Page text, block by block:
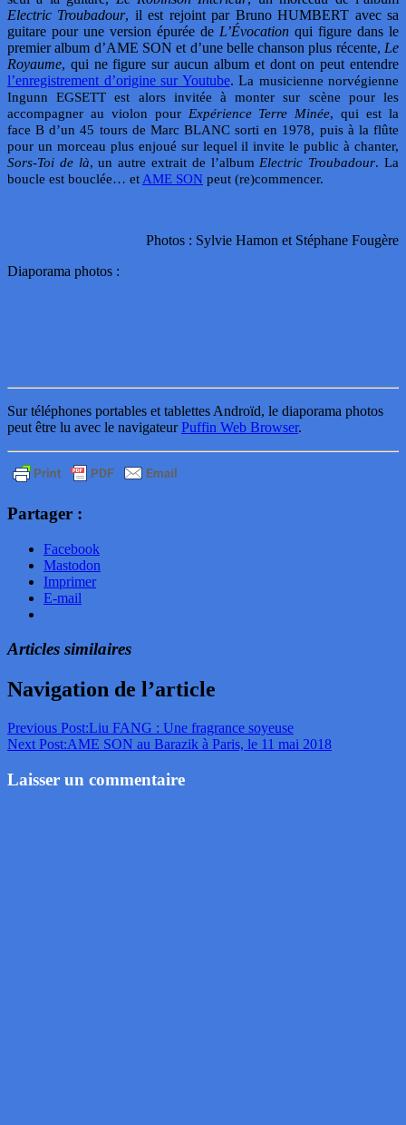
Electric Troubadour, il est rejoint par Bruno HUMBERT avec sa
guitare pour une version épurée de L’Évocation qui figure dans le
premier album d’AME SON et d’une belle chanson plus récente, Le
Royaume, qui ne figure sur aucun album et dont on peut entendre
l’enregistrement d’origine sur Youtube. La musicienne norvégienne
Ingunn EGSETT est alors invitée à monter sur scène pour les
accompagner au violon pour Expérience Terre Minée, qui est la
face B d’un 45 tours de Marc BLANC sorti en 1978, puis à la flûte
pour un morceau plus enjoué sur lequel il invite le public à chanter,
Sors-Toi de là, un autre extrait de l’album Electric Troubadour. La
boucle est bouclée… et AME SON peut (re)commencer.
Photos : Sylvie Hamon et Stéphane Fougère
Diaporama photos :
Sur téléphones portables et tablettes Androïd, le diaporama photos
peut être lu avec le navigateurPuffin Web Browser.
Partager :
Facebook
Mastodon
Imprimer
E-mail
Articles similaires
Navigation de l’article
Previous Post:Liu FANG : Une fragrance soyeuse
Next Post:AME SON au Barazik à Paris, le 11 mai 2018
Laisser un commentaire